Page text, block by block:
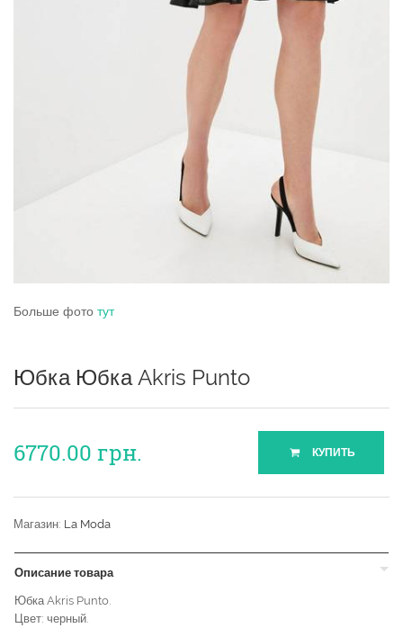
Больше фото тут
Юбка Юбка Akris Punto
6770.00 грн. КУПИТЬ
Магазин: La Moda
Описание товара
Юбка Akris Punto.
Цвет: черный.